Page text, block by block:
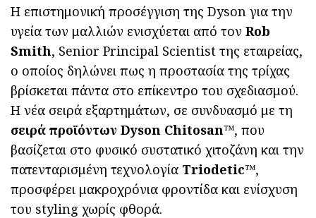
Η επιστημονική προσέγγιση της Dyson για την
υγεία των μαλλιών ενισχύεται από τονRob
Smith, Senior Principal Scientist της εταιρείας,
ο οποίος δηλώνει πως η προστασία της τρίχας
βρίσκεται πάντα στο επίκεντρο του σχεδιασμού.
Η νέα σειρά εξαρτημάτων, σε συνδυασμό με τη
σειρά προϊόντων Dyson Chitosan™, που
βασίζεται στο φυσικό συστατικό χιτοζάνη και την
πατενταρισμένη τεχνολογία Triodetic™,
προσφέρει μακροχρόνια φροντίδα και ενίσχυση
του styling χωρίς φθορά.